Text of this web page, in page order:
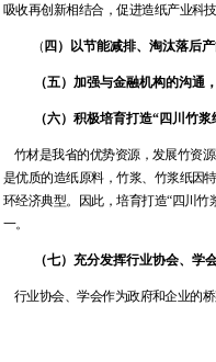
吸收再创新相结合，促进造纸产业科
（ 四）以节能减排、淘汰落后
（五）加强与金融机构的沟
（六）积极培育打造“四川竹
竹材是我省的优势资源，发展竹资
是优质的造纸原料，竹浆、竹浆纸因
环经济典型。因此，培育打造“四川
一。
（七）充分发挥行业协会、学
行业协会、学会作为政府和企业的